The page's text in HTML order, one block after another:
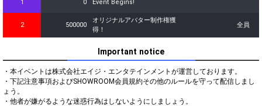
1 0 Event Begins!
2 500000
オリジナルアバター制作権獲
得！
全員
Important notice
・本イベントは株式会社エイジ・エンタテインメントが運営しております。
・下記注意事項およびSHOWROOM会員規約その他のルールを守って配信しまし
ょう。
・他者が嫌がるような迷惑行為はしないようにしましょう。